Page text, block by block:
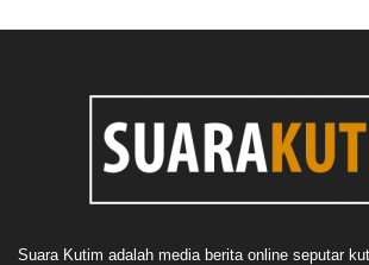
Suara Kutim adalah media berita online seputar